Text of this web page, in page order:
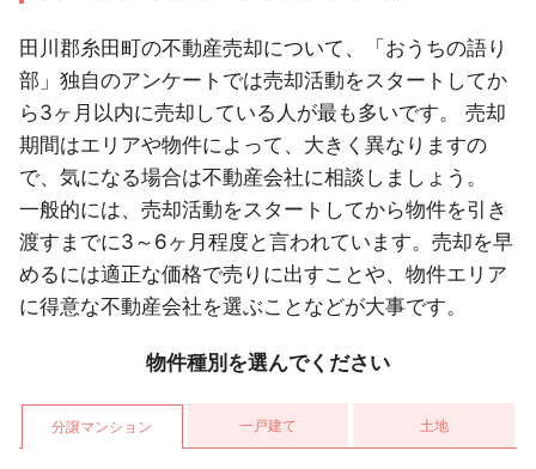
田川郡糸田町の不動産売却について、「おうちの語り
部」独自のアンケートでは売却活動をスタートしてか
ら3ヶ月以内に売却している人が最も多いです。 売却
期間はエリアや物件によって、大きく異なりますの
で、気になる場合は不動産会社に相談しましょう。
一般的には、売却活動をスタートしてから物件を引き
渡すまでに3～6ヶ月程度と言われています。売却を早
めるには適正な価格で売りに出すことや、物件エリア
に得意な不動産会社を選ぶことなどが大事です。
物件種別を選んでください
分譲マンション 一戸建て 土地